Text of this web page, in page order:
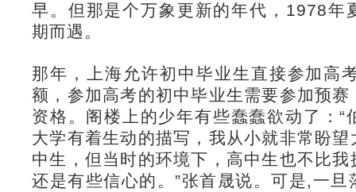
早。但那是个万象更新的年代，1978年
期而遇。
那年，上海允许初中毕业生直接参加高
额，参加高考的初中毕业生需要参加预
资格。阁楼上的少年有些蠢蠢欲动了：“
大学有着生动的描写，我从小就非常盼
中生，但当时的环境下，高中生也不比
还是有些信心的。”张首晟说。可是,一